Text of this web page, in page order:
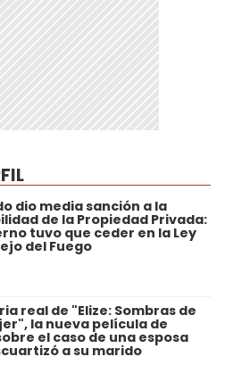
dio media sanción a la
de la Propiedad Privada:
tuvo que ceder en la Ley
del Fuego
real de "Elize: Sombras de
la nueva película de
el caso de una esposa
a su marido